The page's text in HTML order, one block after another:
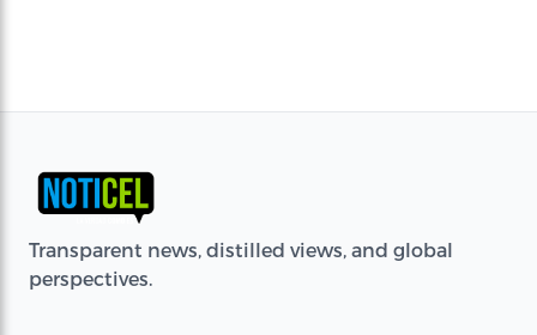
Transparent news, distilled views, and global
perspectives.